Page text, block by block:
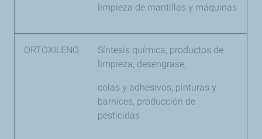
limpieza de mantillas y máquinas
ORTOXILENO
Síntesis química, productos de
limpieza, desengrase,
colas y adhesivos, pinturas y
barnices, producción de
pesticidas